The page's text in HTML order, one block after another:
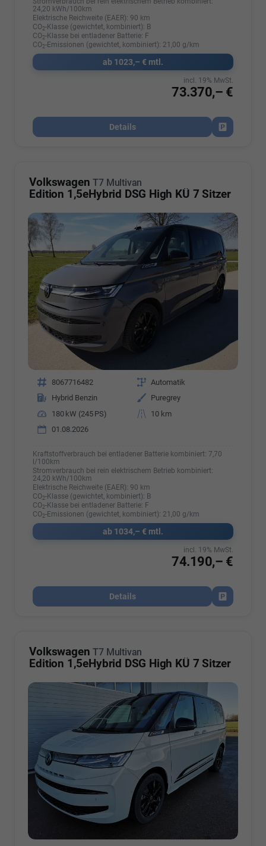
24,20 kWh/100km
Elektrische Reichweite (EAER): 90 km
CO2-Klasse (gewichtet, kombiniert): B
CO2-Klasse bei entladener Batterie: F
CO2-Emissionen (gewichtet, kombiniert): 21,00 g/km
ab 1023,– € mtl.
73.370,– €
incl. 19% MwSt.
Details
Fahrzeug
Volkswagen T7 Multivan
Edition 1,5eHybrid DSG High KÜ 7 Sitzer
Fahrzeugnr. 8067716482 Getriebe Automatik
Kraftstoff
Hybrid Benzin Außenfarbe
Puregrey
Leistung
180 kW (245 PS) Kilometerstand
10 km
01.08.2026
Kraftstoffverbrauch bei entladener Batterie kombiniert:7,70
l/100km
Stromverbrauch bei rein elektrischem Betrieb kombiniert:
24,20 kWh/100km
Elektrische Reichweite (EAER): 90 km
CO2-Klasse (gewichtet, kombiniert): B
CO2-Klasse bei entladener Batterie: F
CO2-Emissionen (gewichtet, kombiniert): 21,00 g/km
ab 1034,– € mtl.
74.190,– €
incl. 19% MwSt.
Details
Fahrzeug
Volkswagen T7 Multivan
Edition 1,5eHybrid DSG High KÜ 7 Sitzer